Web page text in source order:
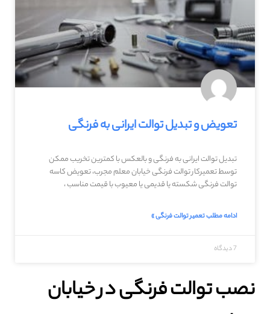
تعویض و تبدیل توالت ایرانی به فرنگی
تبدیل توالت ایرانی به فرنگی و بالعکس با کمترین تخریب ممکن
توسط تعمیرکار توالت فرنگی خیابان معلم مجرب، تعویض کاسه
توالت فرنگی شکسته یا قدیمی یا معیوب با قیمت مناسب ،
ادامه مطلب تعمیر توالت فرنگی »
7 دیدگاه
نصب توالت فرنگی در خیابان